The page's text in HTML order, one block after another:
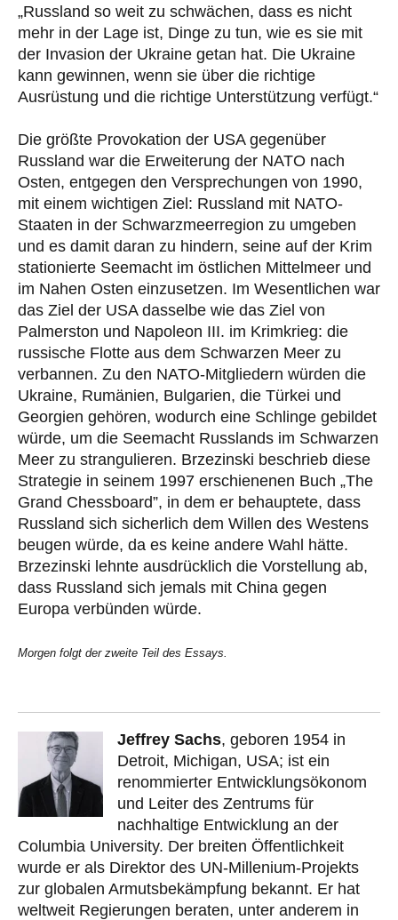
„Russland so weit zu schwächen, dass es nicht
mehr in der Lage ist, Dinge zu tun, wie es sie mit
der Invasion der Ukraine getan hat. Die Ukraine
kann gewinnen, wenn sie über die richtige
Ausrüstung und die richtige Unterstützung verfügt.“
Die größte Provokation der USA gegenüber
Russland war die Erweiterung der NATO nach
Osten, entgegen den Versprechungen von 1990,
mit einem wichtigen Ziel: Russland mit NATO-
Staaten in der Schwarzmeerregion zu umgeben
und es damit daran zu hindern, seine auf der Krim
stationierte Seemacht im östlichen Mittelmeer und
im Nahen Osten einzusetzen. Im Wesentlichen war
das Ziel der USA dasselbe wie das Ziel von
Palmerston und Napoleon III. im Krimkrieg: die
russische Flotte aus dem Schwarzen Meer zu
verbannen. Zu den NATO-Mitgliedern würden die
Ukraine, Rumänien, Bulgarien, die Türkei und
Georgien gehören, wodurch eine Schlinge gebildet
würde, um die Seemacht Russlands im Schwarzen
Meer zu strangulieren. Brzezinski beschrieb diese
Strategie in seinem 1997 erschienenen Buch „The
Grand Chessboard”, in dem er behauptete, dass
Russland sich sicherlich dem Willen des Westens
beugen würde, da es keine andere Wahl hätte.
Brzezinski lehnte ausdrücklich die Vorstellung ab,
dass Russland sich jemals mit China gegen
Europa verbünden würde.
Morgen folgt der zweite Teil des Essays.
Jeffrey Sachs, geboren 1954 in
Detroit, Michigan, USA; ist ein
renommierter Entwicklungsökonom
und Leiter des Zentrums für
nachhaltige Entwicklung an der
Columbia University. Der breiten Öffentlichkeit
wurde er als Direktor des UN-Millenium-Projekts
zur globalen Armutsbekämpfung bekannt. Er hat
weltweit Regierungen beraten, unter anderem in